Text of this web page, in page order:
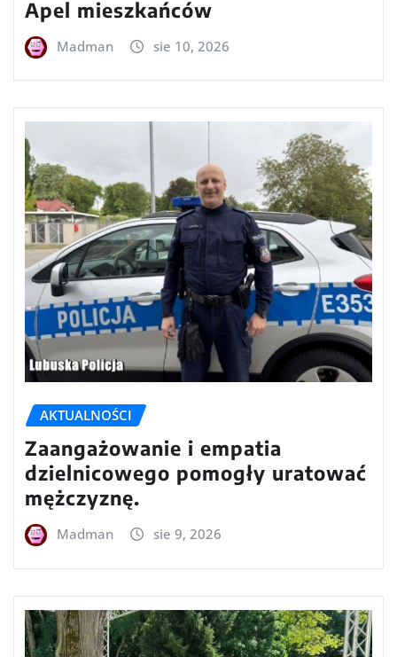
Apel mieszkańców
Madman sie 10, 2026
AKTUALNOŚCI
Zaangażowanie i empatia
dzielnicowego pomogły uratować
mężczyznę.
Madman sie 9, 2026